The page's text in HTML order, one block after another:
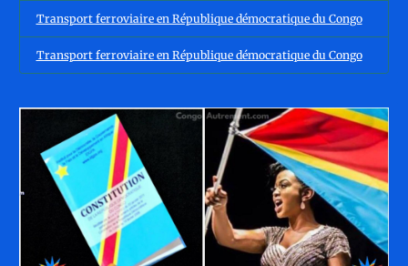
Transport ferroviaire en République démocratique du Congo
Transport ferroviaire en République démocratique du Congo